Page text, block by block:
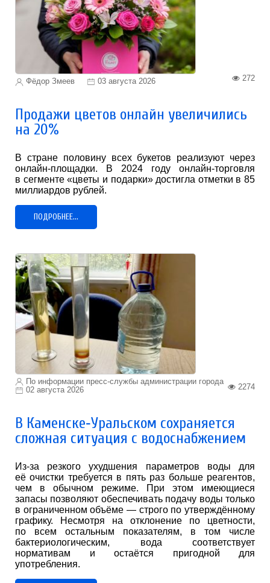
Фёдор Змеев 03 августа 2026 272
Продажи цветов онлайн увеличились
на 20%
В стране половину всех букетов реализуют через
онлайн-площадки. В 2024 году онлайн-торговля
в сегменте «цветы и подарки» достигла отметки в 85
миллиардов рублей.
ПОДРОБНЕЕ...
По информации пресс-службы администрации города
02 августа 2026
2274
В Каменске‑Уральском сохраняется
сложная ситуация с водоснабжением
Из‑за резкого ухудшения параметров воды для
её очистки требуется в пять раз больше реагентов,
чем в обычном режиме. При этом имеющиеся
запасы позволяют обеспечивать подачу воды только
в ограниченном объёме — строго по утверждённому
графику. Несмотря на отклонение по цветности,
по всем остальным показателям, в том числе
бактериологическим, вода соответствует
нормативам и остаётся пригодной для
употребления.